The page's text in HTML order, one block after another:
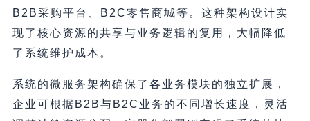
B2B采购平台、B2C零售商城等。这种架构设计实
现了核心资源的共享与业务逻辑的复用，大幅降低
了系统维护成本。
系统的微服务架构确保了各业务模块的独立扩展，
企业可根据B2B与B2C业务的不同增长速度，灵活